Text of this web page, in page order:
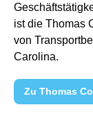
ist die Thomas
von
Carolina.
Zu Thomas